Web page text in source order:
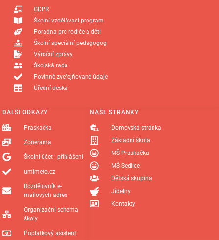
NAŠE STRÁNKY
Domovská stránka
Základní škola
MŠ Praskačka
MŠ Sedlice
Dětská skupina
Jídelny
Kontakty
DALŠÍ ODKAZY
Praskačka
Zonerama
Školní účet - přihlášení
umimeto.cz
Rozdělovník e-
mailových adres
Organizační schéma
školy
Poplatkový asistent
GDPR
Školní vzdělávací program
Poradna pro rodiče a děti
Školní speciální pedagogog
Výroční zprávy
Školská rada
Povinně zveřejňované údaje
Úřední deska